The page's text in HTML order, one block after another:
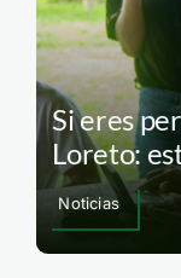
Si eres
Loreto:
Noticias